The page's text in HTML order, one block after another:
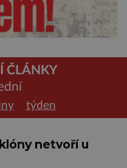
ČLÁNKY
týden
netvoří u